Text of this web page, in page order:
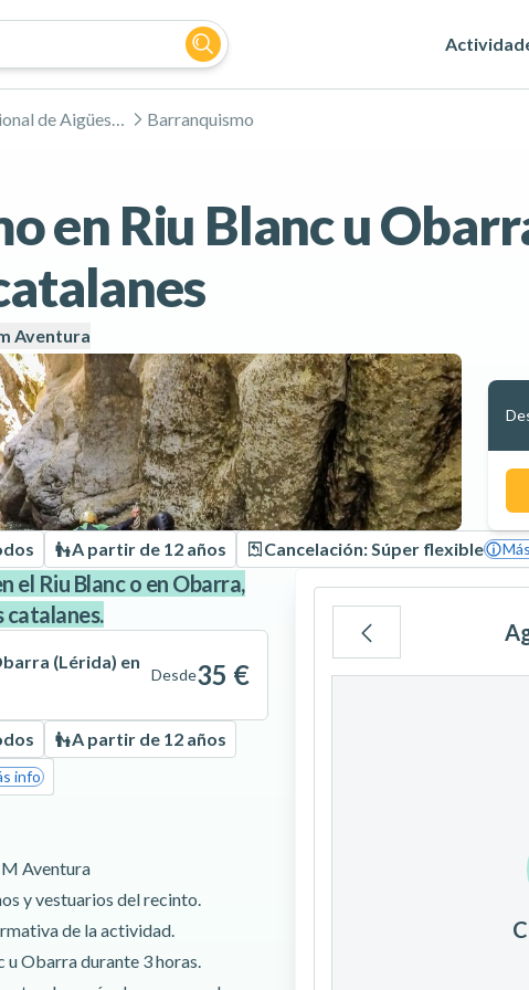
Parque Nacional de Aigüestortes Barranquismo
en Riu Blanc u
Aventura
A partir de 12 años Cancelación: Súper flexible
el Riu Blanc o en Obarra,
catalanes.
(Lérida) en
Desde35 €
A partir de 12 años
info
Aventura
y vestuarios del recinto.
de la actividad.
u Obarra durante 3 horas.